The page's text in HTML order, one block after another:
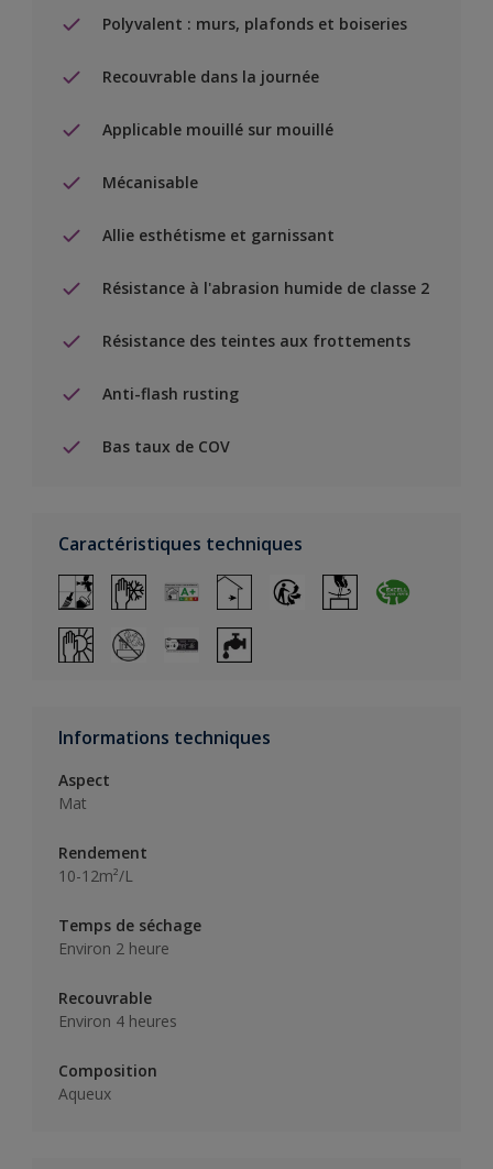
Polyvalent : murs, plafonds et boiseries
Recouvrable dans la journée
Applicable mouillé sur mouillé
Mécanisable
Allie esthétisme et garnissant
Résistance à l'abrasion humide de classe 2
Résistance des teintes aux frottements
Anti-flash rusting
Bas taux de COV
Caractéristiques techniques
Informations techniques
Aspect
Mat
Rendement
10-12m²/L
Temps de séchage
Environ 2 heure
Recouvrable
Environ 4 heures
Composition
Aqueux